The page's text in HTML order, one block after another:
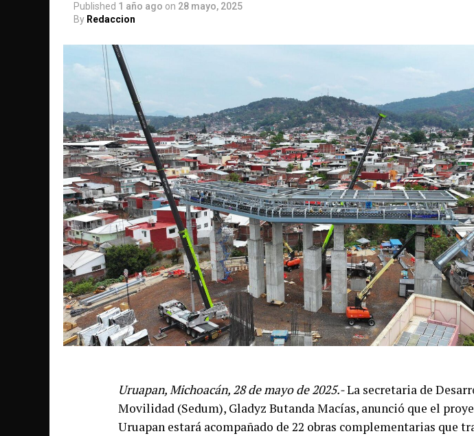
Published 1 año ago on 28 mayo, 2025
By Redaccion
Uruapan, Michoacán, 28 de mayo de 2025.-La secretaria de
Movilidad (Sedum), Gladyz Butanda Macías, anunció que el
Uruapan estará acompañado de 22 obras complementarias que